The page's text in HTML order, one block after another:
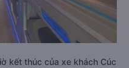
kết thúc của xe khách Cúc